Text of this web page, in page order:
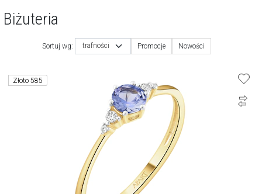
Biżuteria
Sortuj wg: trafności Promocje Nowości
Złoto 585